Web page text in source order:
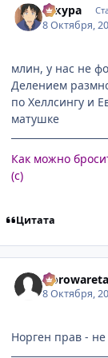
сакура
8 Октября,
млин, у нас не
Делением
по Хеллсингу и
матушке
Как можно
(с)
Цитата
Norowareta
8 Октября,
Норген прав -